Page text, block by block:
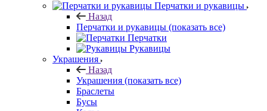
Назад
Перчатки и рукавицы
Перчатки
Рукавицы
Украшения
Назад
Украшения
Браслеты
Бусы
Колье